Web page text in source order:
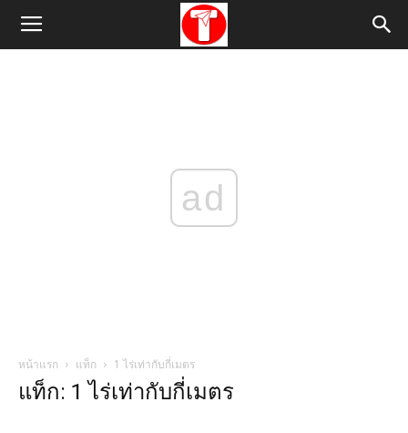
ad
หน้าแรก แท็ก 1 ไร่เท่ากับกี่เมตร
แท็ก: 1 ไร่เท่ากับกี่เมตร